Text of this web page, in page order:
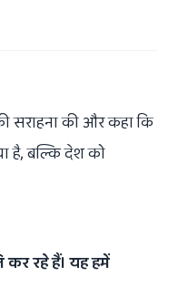
सराहना की और कहा कि
है, बल्कि देश को
रहे हैं। यह हमें